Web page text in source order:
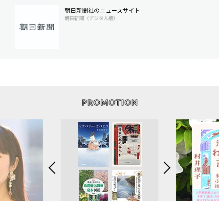
朝日新聞社のニュースサイト
朝日新聞（デジタル版）